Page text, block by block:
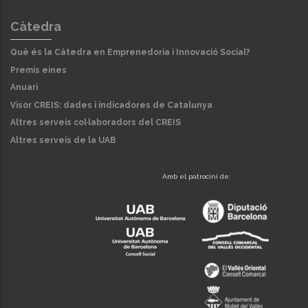
Càtedra
Què és la Càtedra en Emprenedoria i Innovació Social?
Premis eines
Anuari
Visor CREIS: dades i indicadores de Catalunya
Altres serveis col·laboradors del CREIS
Altres serveis de la UAB
Amb el patrocini de: